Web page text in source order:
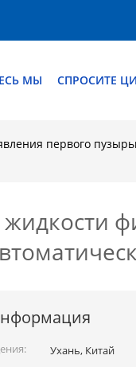
МЫ СПРОСИТЕ
первого
Ухань, Китай